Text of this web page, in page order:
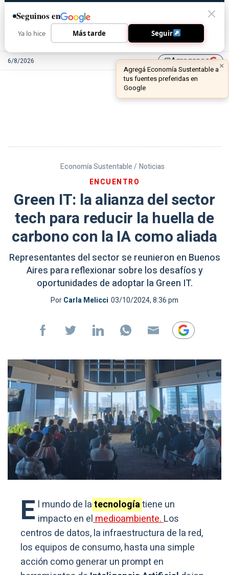
6/8/2026 library_addAgreganos
Economía Sustentable / Noticias
ENCUENTRO
Green IT: la alianza del sector
tech para reducir la huella de
carbono con la IA como aliada
Representantes del sector se reunieron en Buenos
Aires para reflexionar sobre los desafíos y
oportunidades de adoptar la Green IT.
PorCarla Melicci 03/10/2024, 8:36 pm
E l mundo de latecnologíatiene un
impacto en elmedioambiente.Los
centros de datos, la infraestructura de la red,
los equipos de consumo, hasta una simple
acción como generar un prompt en
Seguinos en
Ya lo hice Más tarde Seguir